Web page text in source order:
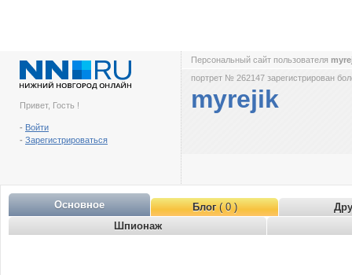
Привет, Гость !
- Войти
- Зарегистрироваться
Персональный сайт пользователя
портрет № 262147 зарегистрирован
myrejik
Основное Блог( 0 )
Шпионаж